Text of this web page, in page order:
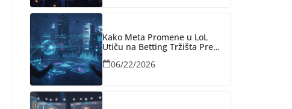
Kako Meta Promene u LoL
Utiču na Betting Tržišta Pre
Nego Bukmejkeri Reaguju
06/22/2026